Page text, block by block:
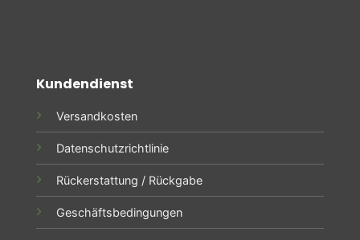
Kundendienst
Versandkosten
Datenschutzrichtlinie
Rückerstattung / Rückgabe
Geschäftsbedingungen